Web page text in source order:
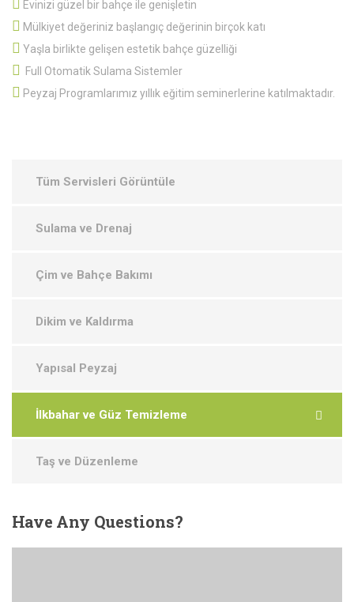
Evinizi güzel bir bahçe ile genişletin
Mülkiyet değeriniz başlangıç değerinin birçok katı
Yaşla birlikte gelişen estetik bahçe güzelliği
Full Otomatik Sulama Sistemler
Peyzaj Programlarımız yıllık eğitim seminerlerine katılmaktadır.
Tüm Servisleri Görüntüle
Sulama ve Drenaj
Çim ve Bahçe Bakımı
Dikim ve Kaldırma
Yapısal Peyzaj
İlkbahar ve Güz Temizleme
Taş ve Düzenleme
HaveAny Questions?